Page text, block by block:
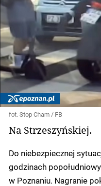
fot. Stop Cham / FB
Na Strzeszyńskiej.
Do niebezpiecznej
godzinach
w Poznaniu. Nagranie